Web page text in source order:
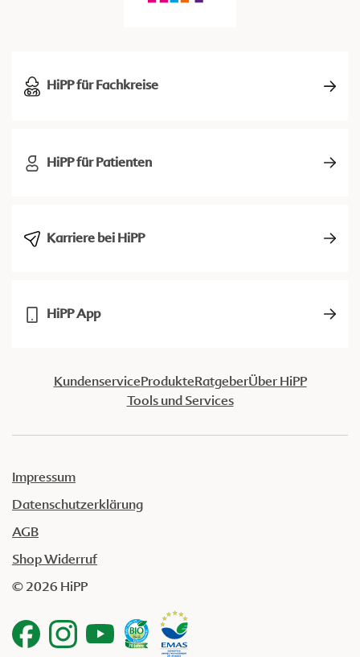
HiPP für Fachkreise
HiPP für Patienten
Karriere bei HiPP
HiPP App
KundenserviceProdukteRatgeberÜber HiPP
Tools und Services
Impressum
Datenschutzerklärung
AGB
Shop Widerruf
© 2026 HiPP